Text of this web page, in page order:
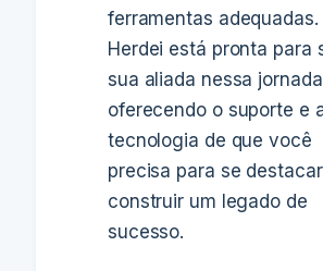
ferramentas adequadas.
Herdei está pronta para
sua aliada nessa
oferecendo o suporte e
tecnologia de que você
precisa para se
construir um legado de
sucesso.